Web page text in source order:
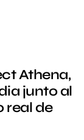
Athena,
junto al
real de